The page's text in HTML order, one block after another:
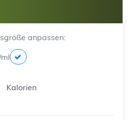
anpassen:
Kalorien